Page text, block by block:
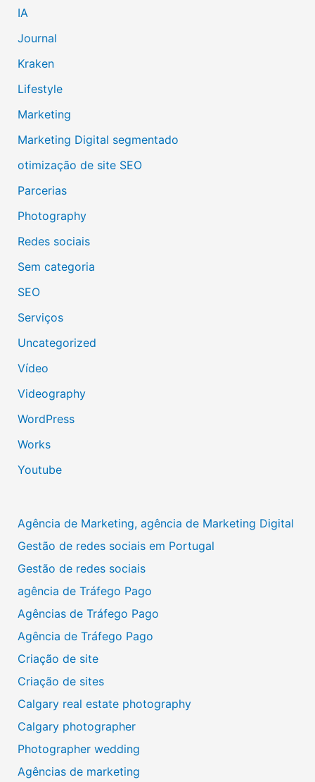
IA
Journal
Kraken
Lifestyle
Marketing
Marketing Digital segmentado
otimização de site SEO
Parcerias
Photography
Redes sociais
Sem categoria
SEO
Serviços
Uncategorized
Vídeo
Videography
WordPress
Works
Youtube
Agência de Marketing, agência de Marketing Digital
Gestão de redes sociais em Portugal
Gestão de redes sociais
agência de Tráfego Pago
Agências de Tráfego Pago
Agência de Tráfego Pago
Criação de site
Criação de sites
Calgary real estate photography
Calgary photographer
Photographer wedding
Agências de marketing